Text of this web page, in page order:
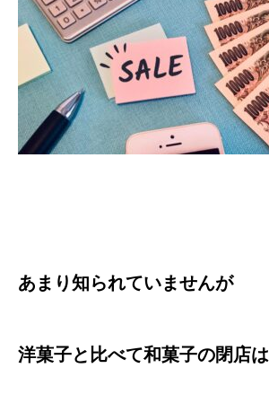
あまり知られていませんが
洋菓子と比べて和菓子の閉店は